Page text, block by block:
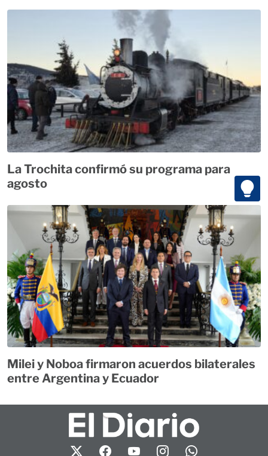
La Trochita confirmó su programa para
agosto
Milei y Noboa firmaron acuerdos bilaterales
entre Argentina y Ecuador